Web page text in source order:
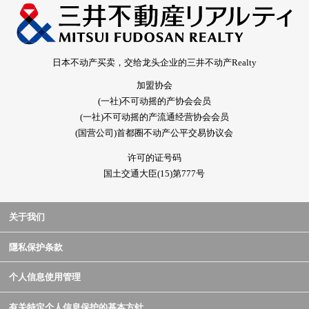
日本不动产买卖，交给龙头企业的三井不动产Realty
加盟协会
(一社)不可动摇的产协会会员
(一社)不可动摇的产流通经营协会会员
(国营公司)首都圈不动产公平交易协议会
许可的证号码
国土交通大臣(15)第777号
关于我们
隱私保护条款
个人信息使用管理